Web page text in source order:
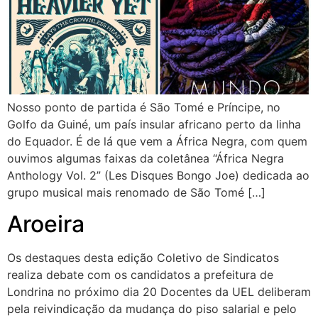
Nosso ponto de partida é São Tomé e Príncipe, no
Golfo da Guiné, um país insular africano perto da linha
do Equador. É de lá que vem a África Negra, com quem
ouvimos algumas faixas da coletânea “África Negra
Anthology Vol. 2” (Les Disques Bongo Joe) dedicada ao
grupo musical mais renomado de São Tomé […]
Aroeira
Os destaques desta edição Coletivo de Sindicatos
realiza debate com os candidatos a prefeitura de
Londrina no próximo dia 20 Docentes da UEL deliberam
pela reivindicação da mudança do piso salarial e pelo